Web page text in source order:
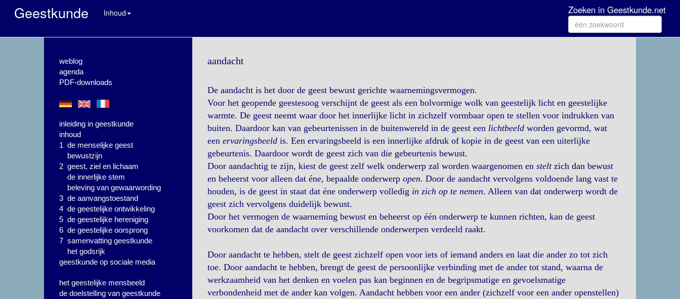
Geestkunde Inhoud Zoeken in Geestkunde.net
weblog
agenda
PDF-downloads
inleiding in geestkunde
inhoud
1 de menselijke geest
bewustzijn
2 geest, ziel en lichaam
de innerlijke stem
beleving van gewaarwording
3 de aanvangstoestand
4 de geestelijke ontwikkeling
5 de geestelijke hereniging
6 de geestelijke oorsprong
7 samenvatting geestkunde
het godsrijk
geestkunde op sociale media
het geestelijke mensbeeld
de doelstelling van geestkunde
aandacht
De aandacht is het door de geest bewust gerichte waarnemingsvermogen.
Voor het geopende geestesoog verschijnt de geest als een bolvormige wolk van geestelijk licht en geestelijke
warmte. De geest neemt waar door het innerlijke licht in zichzelf vormbaar open te stellen voor indrukken van
buiten. Daardoor kan van gebeurtenissen in de buitenwereld in de geest een lichtbeeldworden gevormd, wat
een ervaringsbeeldis. Een ervaringsbeeld is een innerlijke afdruk of kopie in de geest van een uiterlijke
gebeurtenis. Daardoor wordt de geest zich van die gebeurtenis bewust.
Door aandachtig te zijn, kiest de geest zelf welk onderwerp zal worden waargenomen en steltzich dan bewust
en beheerst voor alleen dat éne, bepaalde onderwerp open. Door de aandacht vervolgens voldoende lang vast te
houden, is de geest in staat dat éne onderwerp volledig in zich op te nemen. Alleen van dat onderwerp wordt de
geest zich vervolgens duidelijk bewust.
Door het vermogen de waarneming bewust en beheerst op één onderwerp te kunnen richten, kan de geest
voorkomen dat de aandacht over verschillende onderwerpen verdeeld raakt.
Door aandacht te hebben, stelt de geest zichzelf open voor iets of iemand anders en laat die ander zo tot zich
toe. Door aandacht te hebben, brengt de geest de persoonlijke verbinding met de ander tot stand, waarna de
werkzaamheid van het denken en voelen pas kan beginnen en de begripsmatige en gevoelsmatige
verbondenheid met de ander kan volgen. Aandacht hebben voor een ander (zichzelf voor een ander openstellen)